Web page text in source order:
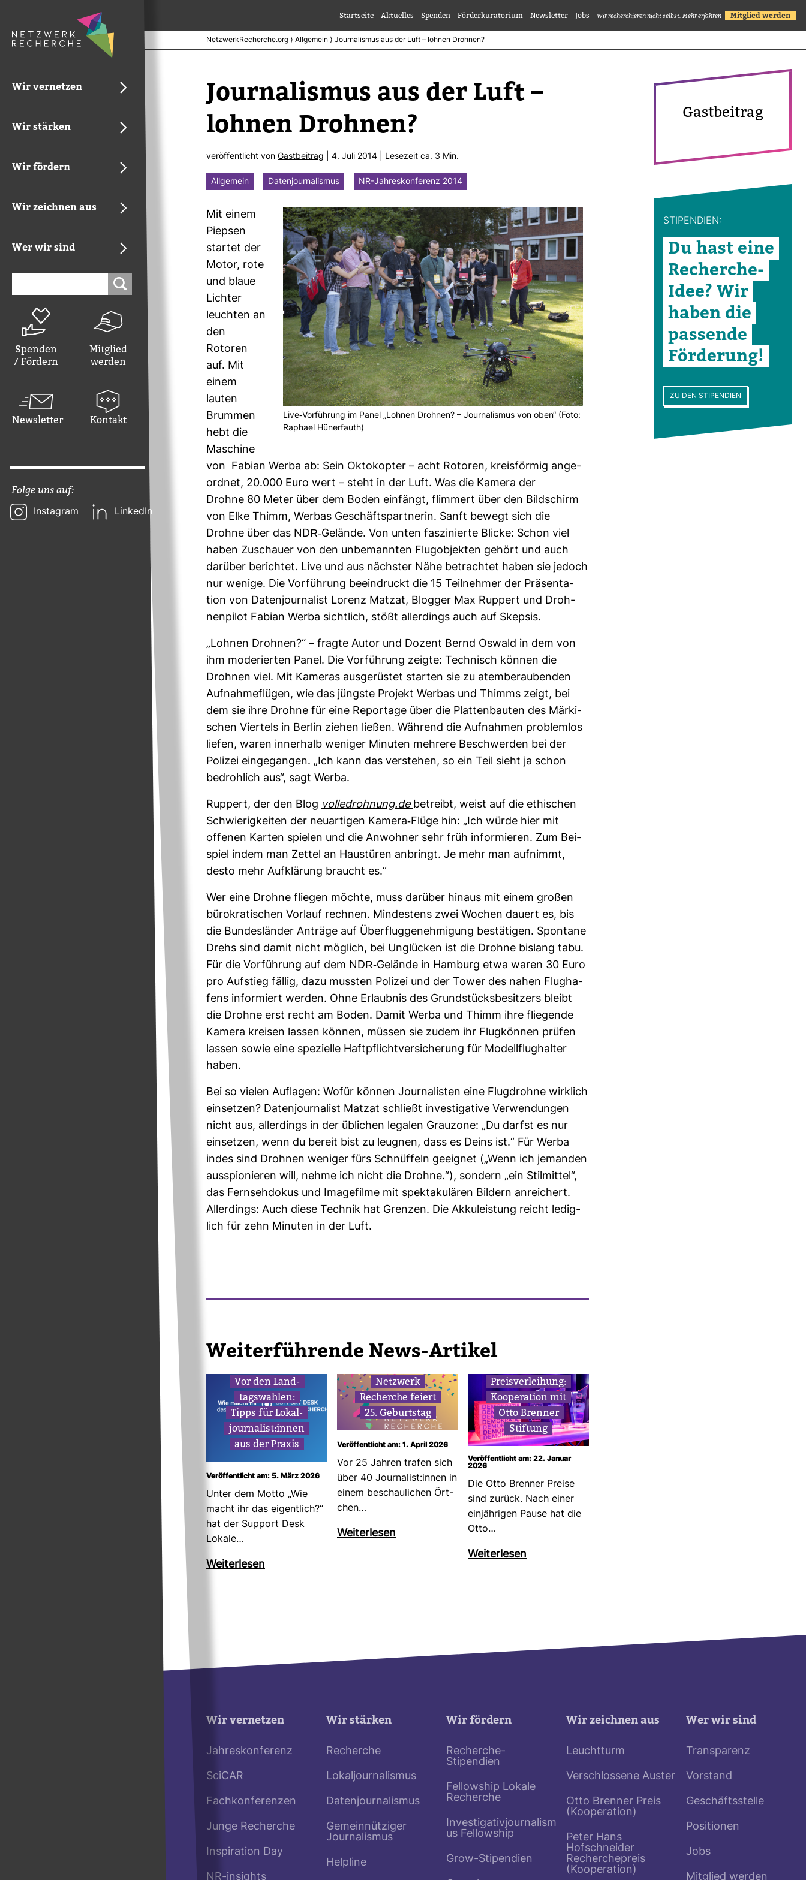
Wir vernetzen
Wir stärken
Wir fördern
Wir zeichnen aus
Wer wir sind
Spenden
/ Fördern
Mitglied
werden
Newsletter Kontakt
Folge uns auf:
Instagram LinkedIn
Startseite Aktuelles Spenden Förderkuratorium Newsletter Jobs Wir recherchieren nicht selbst. Mehr erfahren Mitglied werden
NetzwerkRecherche.org ⟩ Allgemein ⟩ Journalismus aus der Luft – lohnen Drohnen?
Jour­na­lismus aus der Luft –
lohnen Drohnen?
ver­öf­fent­licht von Gast­bei­trag | 4. Juli 2014 | Lese­zeit ca. 3 Min.
Allgemein Datenjournalismus NR-Jahreskonferenz 2014
Live-​Vor­füh­rung im Panel „Lohnen Drohnen? – Jour­na­lismus von oben“ (Foto:
Raphael Hüner­fauth)
Mit einem
Piepsen
startet der
Motor, rote
und blaue
Lichter
leuchten an
den
Rotoren
auf. Mit
einem
lauten
Brummen
hebt die
Maschine
von Fabian Werba ab: Sein Okto­kopter – acht Rotoren, kreis­förmig ange­
ordnet, 20.000 Euro wert – steht in der Luft. Was die Kamera der
Drohne 80 Meter über dem Boden ein­fängt, flim­mert über den Bild­schirm
von Elke Thimm, Werbas Geschäfts­part­nerin. Sanft bewegt sich die
Drohne über das NDR-​Gelände. Von unten fas­zi­nierte Blicke: Schon viel
haben Zuschauer von den unbe­mannten Flug­ob­jekten gehört und auch
dar­über berichtet. Live und aus nächster Nähe betrachtet haben sie jedoch
nur wenige. Die Vor­füh­rung beein­druckt die 15 Teil­nehmer der Prä­sen­ta­
tion von Daten­jour­na­list Lorenz Matzat, Blogger Max Rup­pert und Droh­
nen­pilot Fabian Werba sicht­lich, stößt aller­dings auch auf Skepsis.
„Lohnen Drohnen?“ – fragte Autor und Dozent Bernd Oswald in dem von
ihm mode­rierten Panel. Die Vor­füh­rung zeigte: Tech­nisch können die
Drohnen viel. Mit Kameras aus­ge­rüstet starten sie zu atem­be­rau­benden
Auf­nah­me­flügen, wie das jüngste Pro­jekt Werbas und Thimms zeigt, bei
dem sie ihre Drohne für eine Repor­tage über die Plat­ten­bauten des Mär­ki­
schen Vier­tels in Berlin ziehen ließen. Wäh­rend die Auf­nahmen pro­blemlos
liefen, waren inner­halb weniger Minuten meh­rere Beschwerden bei der
Polizei ein­ge­gangen. „Ich kann das ver­stehen, so ein Teil sieht ja schon
bedroh­lich aus“, sagt Werba.
Rup­pert, der den Blog vol­ledroh­nung.de betreibt, weist auf die ethi­schen
Schwie­rig­keiten der neu­ar­tigen Kamera-​Flüge hin: „Ich würde hier mit
offenen Karten spielen und die Anwohner sehr früh infor­mieren. Zum Bei­
spiel indem man Zettel an Haus­türen anbringt. Je mehr man auf­nimmt,
desto mehr Auf­klä­rung braucht es.“
Wer eine Drohne fliegen möchte, muss dar­über hinaus mit einem großen
büro­kra­ti­schen Vor­lauf rechnen. Min­des­tens zwei Wochen dauert es, bis
die Bun­des­länder Anträge auf Über­flug­ge­neh­mi­gung bestä­tigen. Spon­tane
Drehs sind damit nicht mög­lich, bei Unglü­cken ist die Drohne bis­lang tabu.
Für die Vor­füh­rung auf dem NDR-​Gelände in Ham­burg etwa waren 30 Euro
pro Auf­stieg fällig, dazu mussten Polizei und der Tower des nahen Flug­ha­
fens infor­miert werden. Ohne Erlaubnis des Grund­stücks­be­sit­zers bleibt
die Drohne erst recht am Boden. Damit Werba und Thimm ihre flie­gende
Kamera kreisen lassen können, müssen sie zudem ihr Flug­können prüfen
lassen sowie eine spe­zi­elle Haft­pflicht­ver­si­che­rung für Modell­flug­halter
haben.
Bei so vielen Auf­lagen: Wofür können Jour­na­listen eine Flug­drohne wirk­lich
ein­setzen? Daten­jour­na­list Matzat schließt inves­ti­ga­tive Ver­wen­dungen
nicht aus, aller­dings in der übli­chen legalen Grau­zone: „Du darfst es nur
ein­setzen, wenn du bereit bist zu leugnen, dass es Deins ist.“ Für Werba
indes sind Drohnen weniger fürs Schnüf­feln geeignet („Wenn ich jemanden
aus­spio­nieren will, nehme ich nicht die Drohne.“), son­dern „ein Stil­mittel“,
das Fern­seh­dokus und Image­filme mit spek­ta­ku­lären Bil­dern anrei­chert.
Aller­dings: Auch diese Technik hat Grenzen. Die Akku­leis­tung reicht ledig­
lich für zehn Minuten in der Luft.
Wei­ter­füh­rende News-​Artikel
Vor den Land­
tags­wahlen:
Tipps für Lokal­
jour­na­list:innen
aus der Praxis
Veröffentlicht am: 5. März 2026
Unter dem Motto „Wie
macht ihr das eigent­lich?“
hat der Sup­port Desk
Lokale…
Wei­ter­lesen
Netz­werk
Recherche feiert
25. Geburtstag
Veröffentlicht am: 1. April 2026
Vor 25 Jahren trafen sich
über 40 Jour­na­list:innen in
einem beschau­li­chen Ört­
chen…
Wei­ter­lesen
Preis­ver­lei­hung:
Koope­ra­tion mit
Otto Brenner
Stif­tung
Veröffentlicht am: 22. Januar
2026
Die Otto Brenner Preise
sind zurück. Nach einer
ein­jäh­rigen Pause hat die
Otto…
Wei­ter­lesen
Gast­bei­trag
STI­PEN­DIEN:
Du hast eine
Recherche-​
Idee? Wir
haben die
pas­sende
För­de­rung!
ZU DEN STIPENDIEN
Wir vernetzen
Jahreskonferenz
SciCAR
Fachkonferenzen
Junge Recherche
Inspiration Day
NR-insights
Wir stärken
Recherche
Lokaljournalismus
Datenjournalismus
Gemeinnütziger
Journalismus
Helpline
Wir fördern
Recherche-
Stipendien
Fellowship Lokale
Recherche
Investigativjournalism
us Fellowship
Grow-Stipendien
Wir zeichnen aus
Leuchtturm
Verschlossene Auster
Otto Brenner Preis
(Kooperation)
Peter Hans
Hofschneider
Recherchepreis
(Kooperation)
Wer wir sind
Transparenz
Vorstand
Geschäftsstelle
Positionen
Jobs
Mitglied werden